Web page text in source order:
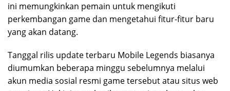
ini memungkinkan pemain untuk mengikuti
perkembangan game dan mengetahui fitur-fitur baru
yang akan datang.
Tanggal rilis update terbaru Mobile Legends biasanya
diumumkan beberapa minggu sebelumnya melalui
akun media sosial resmi game tersebut atau situs web